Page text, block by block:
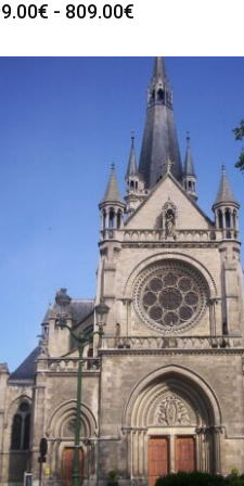
€ - 809.00€
precios:
desde
299.00€
hasta
809.00€